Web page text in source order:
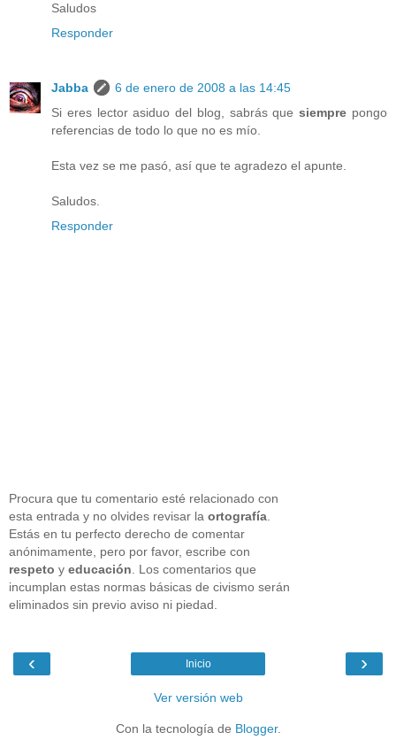
Saludos
Responder
Jabba
6 de enero de 2008 a las 14:45
Si eres lector asiduo del blog, sabrás quesiempre pongo
referencias de todo lo que no es mío.
Esta vez se me pasó, así que te agradezo el apunte.
Saludos.
Responder
Procura que tu comentario esté relacionado con
esta entrada y no olvides revisar la ortografía
Estás en tu perfecto derecho de comentar
anónimamente, pero por favor, escribe con
respeto y educación . Los comentarios que
incumplan estas normas básicas de civismo serán
eliminados sin previo aviso ni piedad.
‹ ›
Inicio
Ver versión web
Con la tecnología de Blogger.